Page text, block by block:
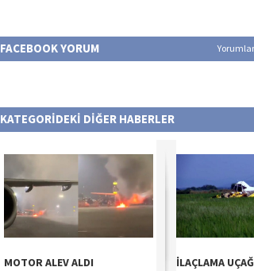
FACEBOOK YORUM
KATEGORİDEKİ DİĞER HABERLER
MOTOR ALEV ALDI
İLAÇLAMA